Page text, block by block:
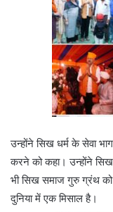
उन्होंने सिख धर्म के सेवा
करने को कहा। उन्होंने
भी सिख समाज गुरु ग्रंथ को
दुनिया में एक मिसाल है।